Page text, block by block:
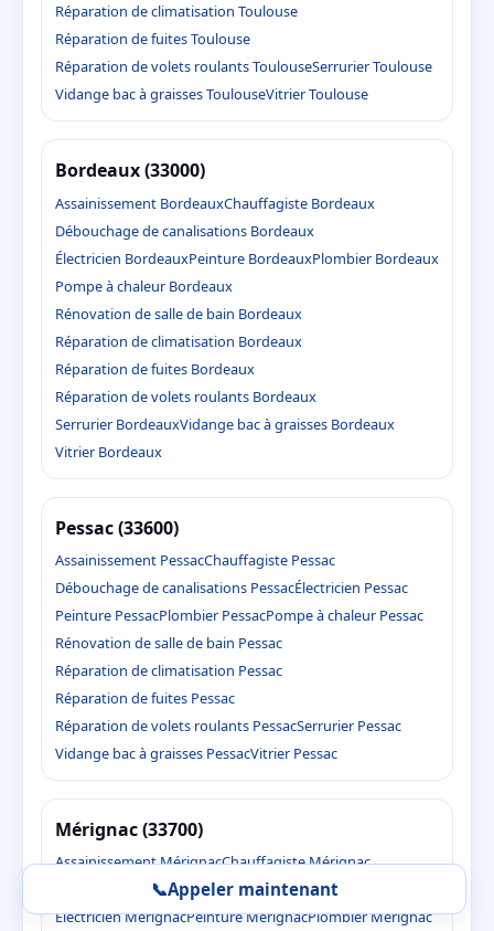
Réparation de climatisation Toulouse
Réparation de fuites Toulouse
Réparation de volets roulants ToulouseSerrurier Toulouse
Vidange bac à graisses ToulouseVitrier Toulouse
Bordeaux (33000)
Assainissement BordeauxChauffagiste Bordeaux
Débouchage de canalisations Bordeaux
Électricien BordeauxPeinture BordeauxPlombier Bordeaux
Pompe à chaleur Bordeaux
Rénovation de salle de bain Bordeaux
Réparation de climatisation Bordeaux
Réparation de fuites Bordeaux
Réparation de volets roulants Bordeaux
Serrurier BordeauxVidange bac à graisses Bordeaux
Vitrier Bordeaux
Pessac (33600)
Assainissement PessacChauffagiste Pessac
Débouchage de canalisations PessacÉlectricien Pessac
Peinture PessacPlombier PessacPompe à chaleur Pessac
Rénovation de salle de bain Pessac
Réparation de climatisation Pessac
Réparation de fuites Pessac
Réparation de volets roulants PessacSerrurier Pessac
Vidange bac à graisses PessacVitrier Pessac
Mérignac (33700)
Assainissement MérignacChauffagiste Mérignac
Débouchage de canalisations Mérignac
Électricien MérignacPeinture MérignacPlombier Mérignac
📞Appeler maintenant